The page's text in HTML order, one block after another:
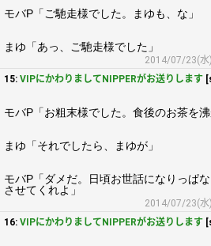
モバP「ご馳走様でした。まゆも、な」
まゆ「あっ、ご馳走様でした」
2014/07/23(水
15: VIPにかわりましてNIPPERがお送りします
モバP「お粗末様でした。食後のお茶を沸
まゆ「それでしたら、まゆが」
モバP「ダメだ。日頃お世話になりっぱ
させてくれよ」
2014/07/23(水
16: VIPにかわりましてNIPPERがお送りします